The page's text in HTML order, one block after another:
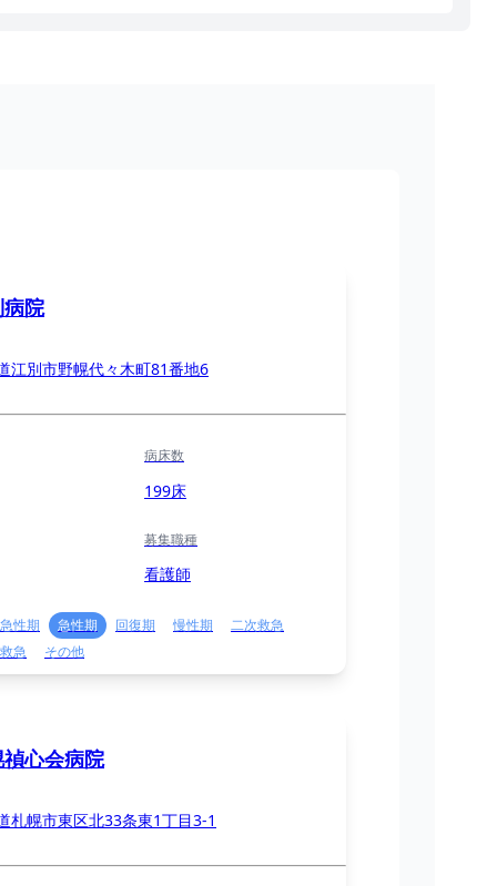
院
江別市野幌代々木町81番地6
病床数
199床
募集職種
看護師
性期 急性期 回復期 慢性期
二次救急
急
その他
心会病院
札幌市東区北33条東1丁目3-1